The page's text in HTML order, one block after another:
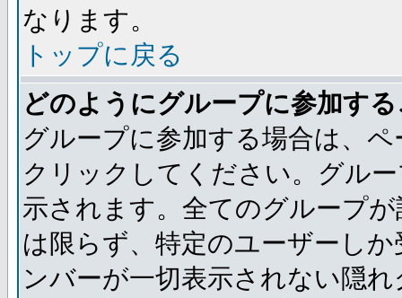
なります。
トップに戻る
どのようにグループに参加す
グループに参加する場合は、
クリックしてください。グル
示されます。全てのグループ
は限らず、特定のユーザーし
ンバーが一切表示されない隠